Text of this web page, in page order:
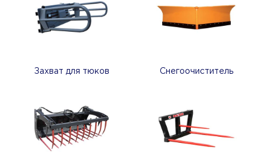
Захват для тюков Снегоочиститель